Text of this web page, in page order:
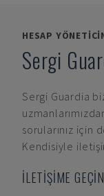
HESAP
Sergi
Sergi Guardia
sorularınız için
Kendisiyle
İLETİŞİME GEÇİN